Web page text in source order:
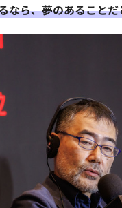
なら、夢のあること